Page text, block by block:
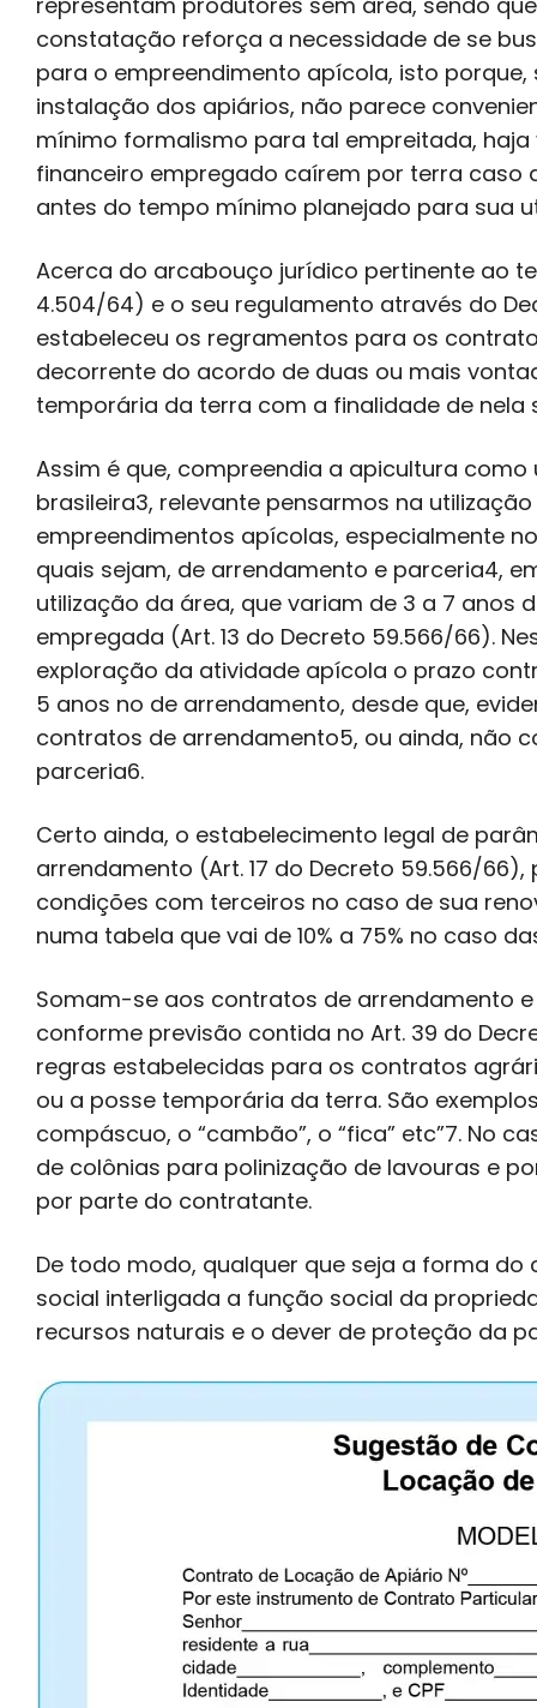
constatação reforça a necessidade de se
para o empreendimento apícola, isto
instalação dos apiários, não parece
mínimo formalismo para tal empreitada,
financeiro empregado caírem por terra caso
antes do tempo mínimo planejado para sua
Acerca do arcabouço jurídico pertinente ao
4.504/64) e o seu regulamento através do
estabeleceu os regramentos para os
decorrente do acordo de duas ou mais
temporária da terra com a finalidade de nela
Assim é que, compreendia a apicultura
brasileira3, relevante pensarmos na
empreendimentos apícolas, especialmente
quais sejam, de arrendamento e parceria4,
utilização da área, que variam de 3 a 7
empregada (Art. 13 do Decreto 59.566/66).
exploração da atividade apícola o prazo
5 anos no de arrendamento, desde que,
contratos de arrendamento5, ou ainda, não
parceria6.
Certo ainda, o estabelecimento legal de
arrendamento (Art. 17 do Decreto 59.566/
condições com terceiros no caso de sua
numa tabela que vai de 10% a 75% no caso
Somam-se aos contratos de arrendamento
conforme previsão contida no Art. 39 do
regras estabelecidas para os contratos
ou a posse temporária da terra. São
compáscuo, o “cambão”, o “fica” etc”7. No
de colônias para polinização de lavouras e
por parte do contratante.
De todo modo, qualquer que seja a forma
social interligada a função social da
recursos naturais e o dever de proteção da